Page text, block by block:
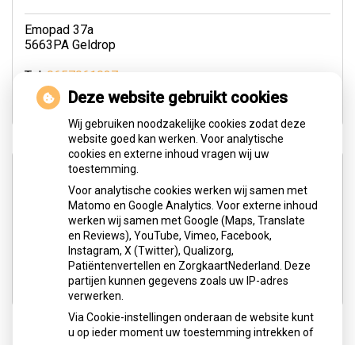
Emopad 37a
5663PA Geldrop
Tel: 0657061037
E-mail: m.borgers@logopedie-geldrop.nl
Openingstijden
Maandag:
08:30 - 20:00
Dinsdag:
08:30 - 18:00
Woensdag:
08:30 - 18:00
Donderdag:
08:30 - 18:00
Deze website gebruikt cookies
Wij gebruiken noodzakelijke cookies zodat deze
website goed kan werken. Voor analytische
cookies en externe inhoud vragen wij uw
toestemming.
Voor analytische cookies werken wij samen met
Matomo en Google Analytics. Voor externe inhoud
werken wij samen met Google (Maps, Translate
en Reviews), YouTube, Vimeo, Facebook,
Instagram, X (Twitter), Qualizorg,
Patiëntenvertellen en ZorgkaartNederland. Deze
partijen kunnen gegevens zoals uw IP-adres
verwerken.
Via Cookie-instellingen onderaan de website kunt
u op ieder moment uw toestemming intrekken of